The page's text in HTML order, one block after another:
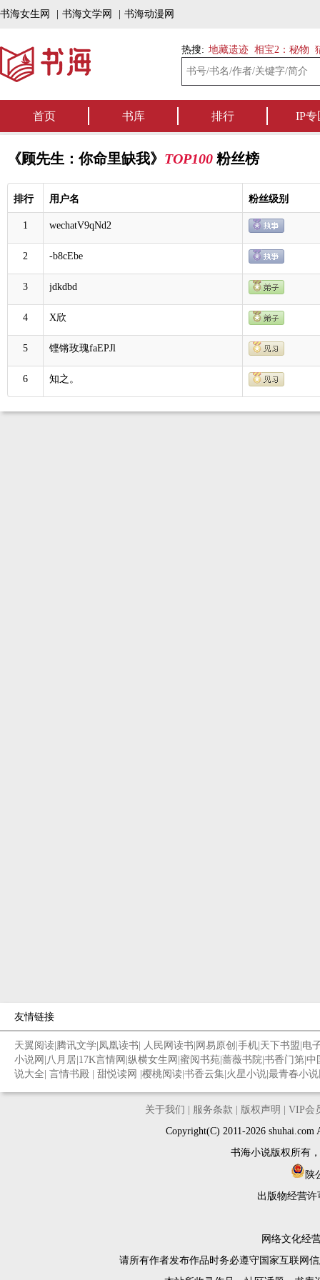
书海女生网 书海文学网 书海动漫网
热搜: 地藏遗迹 相宝2：秘物
首页 书库 排行 IP专
《顾先生：你命里缺我》 TOP100 粉丝榜
排行 用户名 粉丝级别
1 wechatV9qNd2
2 -b8cEbe
3 jdkdbd
4 X欣
5 铿锵玫瑰faEPJl
6 知之。
友情链接
天翼阅读 腾讯文学 凤凰读书 人民网读书 网易原创 手机 天下书盟 电
小说网 八月居 17K言情网 纵横女生网 蜜阅书苑 蔷薇书院 书香门第 中
说大全 言情书殿 甜悦读网 樱桃阅读 书香云集 火星小说 最青春小
关于我们 服务条款 版权声明
VIP会
Copyright(C) 2011-2026
书海小说版权所有
陕
出版物经营许
网络文化经
请所有作者发布作品时务必遵守国家互联网